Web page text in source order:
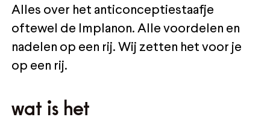
Alles over het anticonceptiestaafje
oftewel de Implanon. Alle voordelen en
nadelen op een rij. Wij zetten het voor je
op een rij.
wat is het